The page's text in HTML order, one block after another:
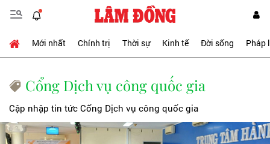
Mới nhất Chính trị Thời sự Kinh tế Đời sống Pháp
Cổng Dịch vụ công quốc gia
Cập nhập tin tức Cổng Dịch vụ công quốc gia